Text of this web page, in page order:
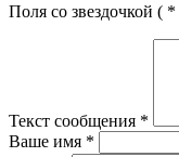
Поля со звездочкой ( *
Текст сообщения *
Ваше имя *